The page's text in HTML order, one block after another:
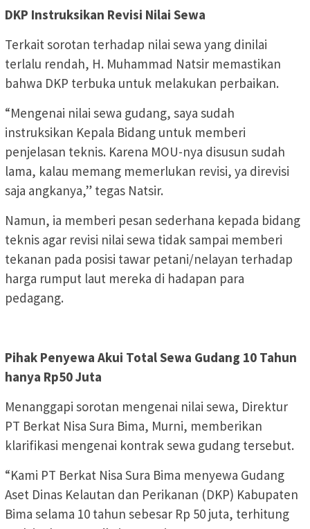
DKP Instruksikan Revisi Nilai Sewa
Terkait sorotan terhadap nilai sewa yang dinilai
terlalu rendah, H. Muhammad Natsir memastikan
bahwa DKP terbuka untuk melakukan perbaikan.
“Mengenai nilai sewa gudang, saya sudah
instruksikan Kepala Bidang untuk memberi
penjelasan teknis. Karena MOU-nya disusun sudah
lama, kalau memang memerlukan revisi, ya direvisi
saja angkanya,” tegas Natsir.
Namun, ia memberi pesan sederhana kepada bidang
teknis agar revisi nilai sewa tidak sampai memberi
tekanan pada posisi tawar petani/nelayan terhadap
harga rumput laut mereka di hadapan para
pedagang.
Pihak Penyewa Akui Total Sewa Gudang 10 Tahun
hanya Rp50 Juta
Menanggapi sorotan mengenai nilai sewa, Direktur
PT Berkat Nisa Sura Bima, Murni, memberikan
klarifikasi mengenai kontrak sewa gudang tersebut.
“Kami PT Berkat Nisa Sura Bima menyewa Gudang
Aset Dinas Kelautan dan Perikanan (DKP) Kabupaten
Bima selama 10 tahun sebesar Rp 50 juta, terhitung